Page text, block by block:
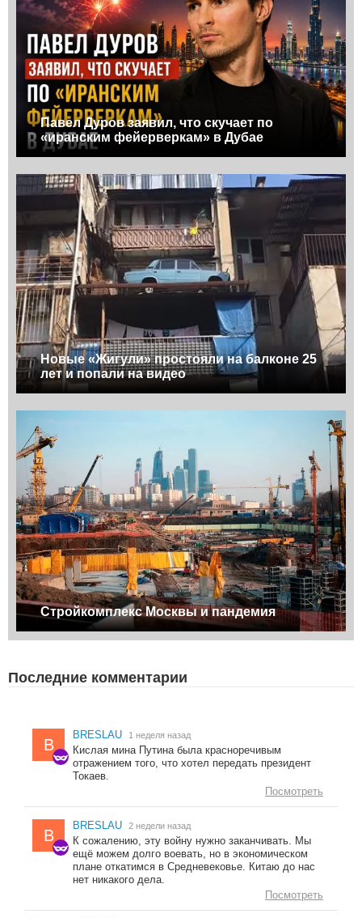
Павел Дуров заявил, что скучает по
«иранским фейерверкам» в Дубае
Новые «Жигули» простояли на балконе 25
лет и попали на видео
Стройкомплекс Москвы и пандемия
Последние комментарии
B
BRESLAU 1 неделя назад
Кислая мина Путина была красноречивым
отражением того, что хотел передать президент
Токаев.
Посмотреть
B
BRESLAU 2 недели назад
К сожалению, эту войну нужно заканчивать. Мы
ещё можем долго воевать, но в экономическом
плане откатимся в Средневековье. Китаю до нас
нет никакого дела.
Посмотреть